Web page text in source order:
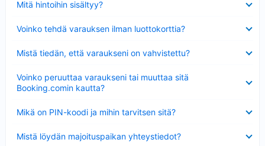
Mitä hintoihin sisältyy?
Voinko tehdä varauksen ilman luottokorttia?
Mistä tiedän, että varaukseni on vahvistettu?
Voinko peruuttaa varaukseni tai muuttaa sitä
Booking.comin kautta?
Mikä on PIN-koodi ja mihin tarvitsen sitä?
Mistä löydän majoituspaikan yhteystiedot?